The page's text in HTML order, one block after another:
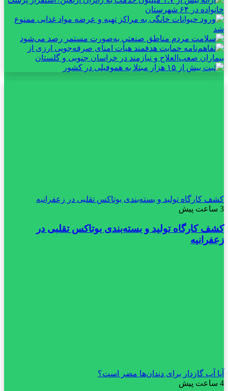
کشف کارگاه تولید و بسته‌بندی بوتاکس تقلبی در زعفرانیه
3 ساعت پیش
کشف کارگاه تولید و بسته‌بندی بوتاکس تقلبی در
زعفرانیه
آیا آب گازدار برای دندان‌ها مضر است؟
4 ساعت پیش